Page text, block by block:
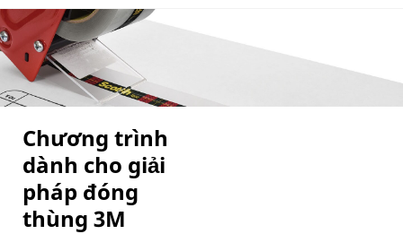
Chương trình
dành cho giải
pháp đóng
thùng 3M